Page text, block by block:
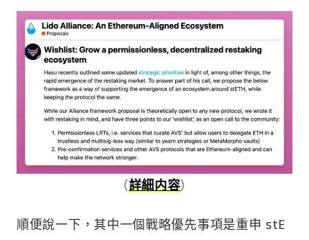
（詳細内容）
順便說一下，其中一個戰略優先事項是重申 stE